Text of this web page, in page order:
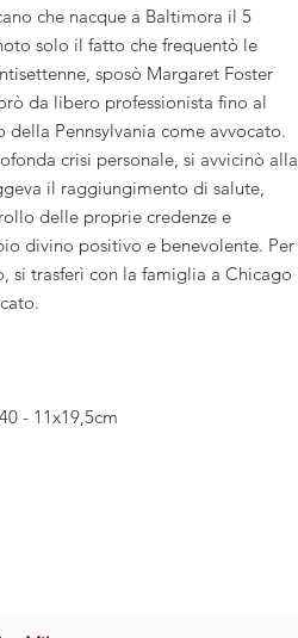
che nacque a Baltimora il 5
solo il fatto che frequentò le
sposò Margaret Foster
da libero professionista fino al
della Pennsylvania come avvocato.
crisi personale, si avvicinò alla
il raggiungimento di salute,
delle proprie credenze e
divino positivo e benevolente. Per
si trasferì con la famiglia a Chicago
- 11x19,5cm